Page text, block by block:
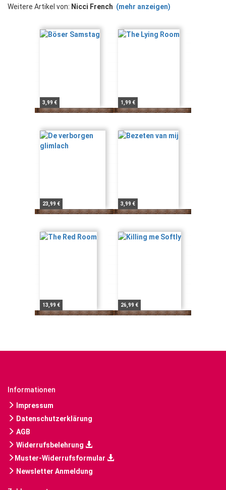
Weitere Artikel von: Nicci French (mehr anzeigen)
3,99 € 1,99 €
23,99 € 3,99 €
13,99 € 26,99 €
Informationen
Impressum
Datenschutzerklärung
AGB
Widerrufsbelehrung
Muster-Widerrufsformular
Newsletter Anmeldung